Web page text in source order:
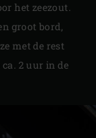
het zeezout.
groot bord,
met de rest
2 uur in de